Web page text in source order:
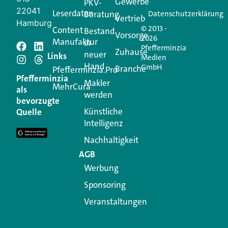
Schreiben Sie einen
Kommentar
Ihre E-Mail-Adresse wird nicht veröffentlicht.
Erforderliche Felder sind mit
Kommentar
22041
Hamburg
Pfefferminzia
als
bevorzugte
Quelle
Leserdaten
Content
Manufaktur
Links
Pfefferminzia.Pro
MehrCura
PKV-
Beratung
Bestand
in
neuer
Hand
Makler
werden
Künstliche
Intelligenz
Nachhaltigkeit
AGB
Werbung
Sponsoring
Veranstaltungen
Vertrieb
Vorsorge
Zuhause
Branche
© 2013 -
2026
Pfefferminzia
Medien
GmbH
Datenschutzerklärung